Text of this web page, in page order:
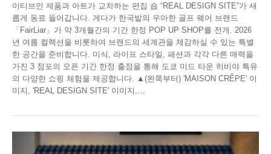
이티브인 제품과 아트가 교차하는 편집 숍 “REAL DESIGN SITE”가 새
롭게 동료 들어갑니다. 게다가 한국발의 우아한 골프 웨어 브랜드
「FairLiar」가 약 3개월간의 기간 한정 POP UP SHOP를 전개. 2026
년 여름 컬렉션을 비롯하여 브랜드의 세계관을 체감하실 수 있는 특별
한 공간을 준비합니다. 미식, 라이프 스타일, 패션과 각각 다른 매력을
가진 3 점포의 오픈 기간 한정 출점을 통해 도쿄 미드 타운 히비야 특유
의 다양한 쇼핑 체험을 제공합니다. ▲(왼쪽부터) 'MAISON CRÊPE' 이
미지, 'REAL DESIGN SITE' 이미지,